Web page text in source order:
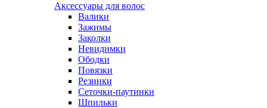
Аксессуары для волос
Валики
Зажимы
Заколки
Невидимки
Ободки
Повязки
Резинки
Сеточки-паутинки
Шпильки